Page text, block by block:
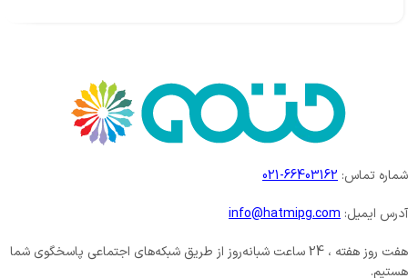
شماره تماس: 66403162-021
آدرس ایمیل: info@hatmipg.com
هفت روز هفته ، 24 ساعت شبانه‌روز از طریق شبکه‌های اجتماعی پاسخگوی شما
هستیم.